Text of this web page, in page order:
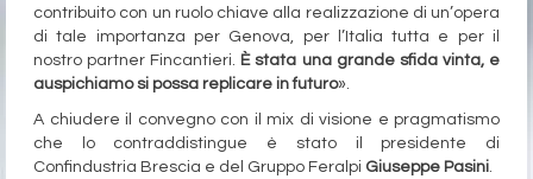
contribuito con un ruolo chiave alla realizzazione di un’opera
di tale importanza per Genova, per l’Italia tutta e per il
nostro partner Fincantieri. È stata una grande sfida vinta, e
auspichiamo si possa replicare in futuro».
A chiudere il convegno con il mix di visione e pragmatismo
che lo contraddistingue è stato il presidente di
Confindustria Brescia e del Gruppo Feralpi Giuseppe Pasini.